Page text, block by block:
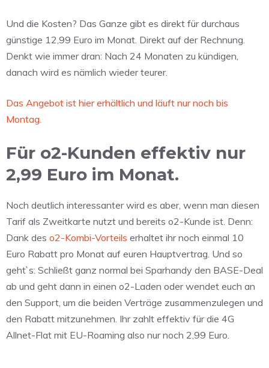
Und die Kosten? Das Ganze gibt es direkt für durchaus
günstige 12,99 Euro im Monat. Direkt auf der Rechnung.
Denkt wie immer dran: Nach 24 Monaten zu kündigen,
danach wird es nämlich wieder teurer.
Das Angebot ist hier erhältlich und läuft nur noch bis
Montag.
Für o2-Kunden effektiv nur
2,99 Euro im Monat.
Noch deutlich interessanter wird es aber, wenn man diesen
Tarif als Zweitkarte nutzt und bereits o2-Kunde ist. Denn:
Dank des o2-Kombi-Vorteils erhaltet ihr noch einmal 10
Euro Rabatt pro Monat auf euren Hauptvertrag. Und so
geht`s: Schließt ganz normal bei Sparhandy den BASE-Deal
ab und geht dann in einen o2-Laden oder wendet euch an
den Support, um die beiden Verträge zusammenzulegen und
den Rabatt mitzunehmen. Ihr zahlt effektiv für die 4G
Allnet-Flat mit EU-Roaming also nur noch 2,99 Euro.